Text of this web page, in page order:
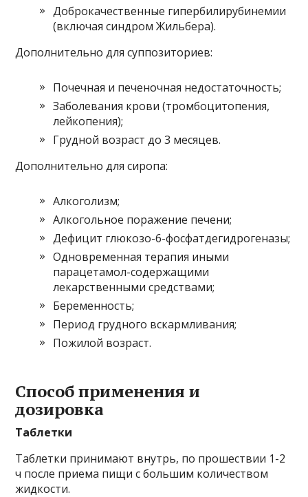
Доброкачественные гипербилирубинемии
(включая синдром Жильбера).
Дополнительно для суппозиториев:
Почечная и печеночная недостаточность;
Заболевания крови (тромбоцитопения,
лейкопения);
Грудной возраст до 3 месяцев.
Дополнительно для сиропа:
Алкоголизм;
Алкогольное поражение печени;
Дефицит глюкозо-6-фосфатдегидрогеназы;
Одновременная терапия иными
парацетамол-содержащими
лекарственными средствами;
Беременность;
Период грудного вскармливания;
Пожилой возраст.
Способ применения и
дозировка
Таблетки
Таблетки принимают внутрь, по прошествии 1-2
ч после приема пищи с большим количеством
жидкости.